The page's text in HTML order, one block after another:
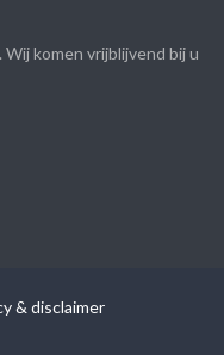
komen vrijblijvend bij u
& disclaimer